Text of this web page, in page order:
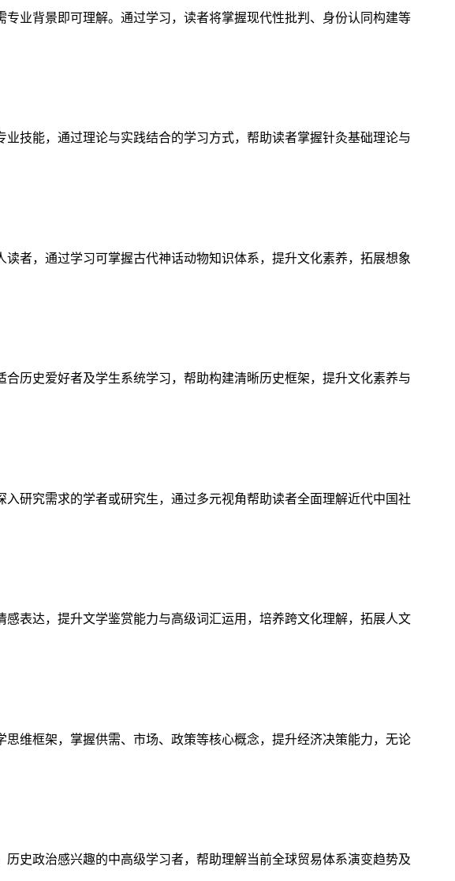
业背景即可理解。通过学习，读者将掌握现代性批判、身份认同构建等
技能，通过理论与实践结合的学习方式，帮助读者掌握针灸基础理论与
者，通过学习可掌握古代神话动物知识体系，提升文化素养，拓展想象
历史爱好者及学生系统学习，帮助构建清晰历史框架，提升文化素养与
研究需求的学者或研究生，通过多元视角帮助读者全面理解近代中国社
表达，提升文学鉴赏能力与高级词汇运用，培养跨文化理解，拓展人文
维框架，掌握供需、市场、政策等核心概念，提升经济决策能力，无论
史政治感兴趣的中高级学习者，帮助理解当前全球贸易体系演变趋势及